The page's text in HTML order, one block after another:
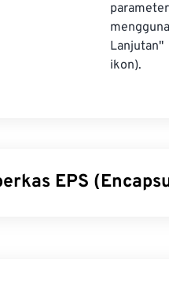
Lanjutan"
ikon).
EPS